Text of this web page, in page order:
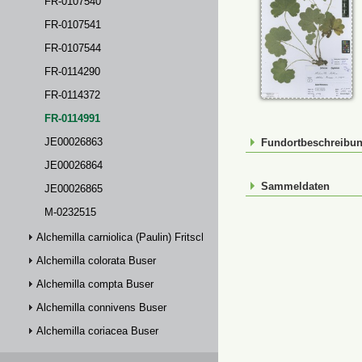
FR-0107541
FR-0107544
FR-0114290
FR-0114372
FR-0114991
JE00026863
JE00026864
JE00026865
M-0232515
Alchemilla carniolica (Paulin) Fritsch
Alchemilla colorata Buser
Alchemilla compta Buser
Alchemilla connivens Buser
Alchemilla coriacea Buser
Sammeldaten